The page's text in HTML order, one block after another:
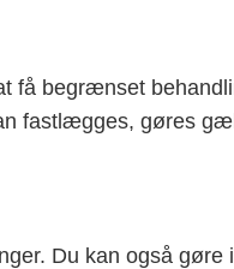
få begrænset
fastlægges, gøres
Du kan også gøre